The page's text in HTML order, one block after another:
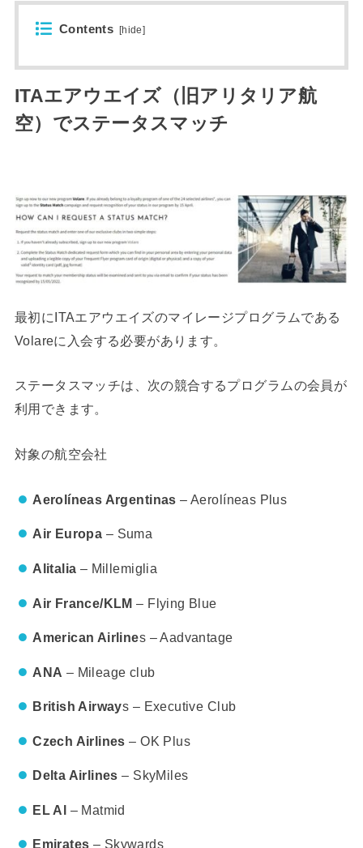
Contents [hide]
ITAエアウエイズ（旧アリタリア航
空）でステータスマッチ
最初にITAエアウエイズのマイレージプログラムである
Volareに入会する必要があります。
ステータスマッチは、次の競合するプログラムの会員が
利用できます。
対象の航空会社
Aerolíneas Argentinas– Aerolíneas Plus
Air Europa – Suma
Alitalia – Millemiglia
Air France/KLM – Flying Blue
American Airlines – Aadvantage
ANA – Mileage club
British Airways – Executive Club
Czech Airlines – OK Plus
Delta Airlines – SkyMiles
EL Al – Matmid
Emirates – Skywards